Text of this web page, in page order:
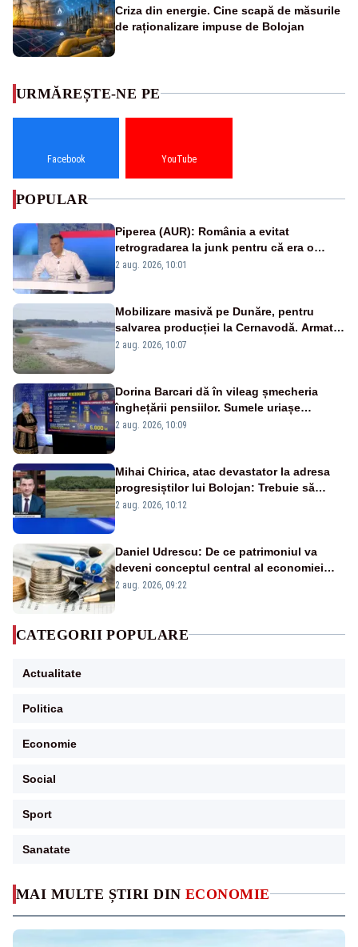
Criza din energie. Cine scapă de măsurile
de raționalizare impuse de Bolojan
MAI MULTE ȘTIRI DIN ECONOMIE
URMĂREȘTE-NE PE
Facebook YouTube
POPULAR
Piperea (AUR): România a evitat
retrogradarea la junk pentru că era o
catastrofă pentru bănci și fondurile de
2 aug. 2026, 10:01
Mobilizare masivă pe Dunăre, pentru
salvarea producției la Cernavodă. Armata
va detona o stâncă și va devia apa
2 aug. 2026, 10:07
Dorina Barcari dă în vileag șmecheria
înghețării pensiilor. Sumele uriașe
pierdute de fiecare român
2 aug. 2026, 10:09
Mihai Chirica, atac devastator la adresa
progresiștilor lui Bolojan: Trebuie să
protejăm și natura, dar nu șținem omaneii
2 aug. 2026, 10:12
Daniel Udrescu: De ce patrimoniul va
deveni conceptul central al economiei
viitoare?
2 aug. 2026, 09:22
CATEGORII POPULARE
Actualitate
Politica
Economie
Social
Sport
Sanatate